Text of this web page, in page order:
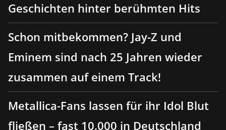
Geschichten hinter berühmten Hits
Schon mitbekommen? Jay-Z und
Eminem sind nach 25 Jahren wieder
zusammen auf einem Track!
Metallica-Fans lassen für ihr Idol Blut
fließen – fast 10.000 in Deutschland